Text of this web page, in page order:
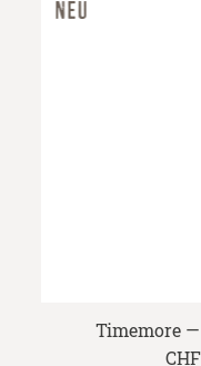
Timemore —
CHF